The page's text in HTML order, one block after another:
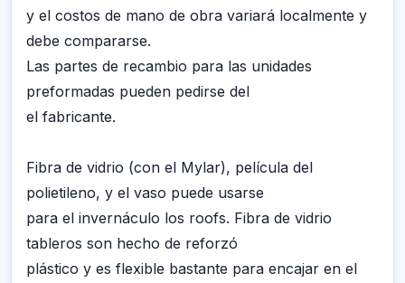
y el costos de mano de obra variará localmente y
debe compararse.
Las partes de recambio para las unidades
preformadas pueden pedirse del
el fabricante.
Fibra de vidrio (con el Mylar), película del
polietileno, y el vaso puede usarse
para el invernáculo los roofs. Fibra de vidrio
tableros son hecho de reforzó
plástico y es flexible bastante para encajar en el